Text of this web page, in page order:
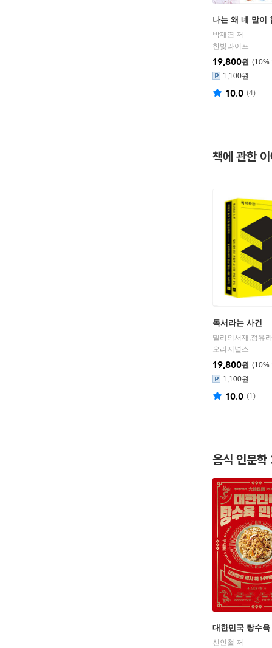
나는 왜 네 말이
박재연 저
한빛라이프
10%
19,800원
1,100원
10.0 (4)
책에 관한
독서라는 사건
밀리의서재,정유
오리지널스
10%
19,800원
1,100원
10.0 (1)
음식 인문학
대한민국 탕수
신인철 저